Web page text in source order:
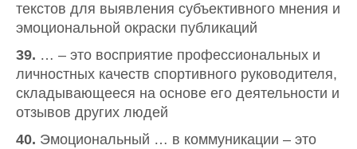
текстов для выявления субъективного мнения и
эмоциональной окраски публикаций
39. … – это восприятие профессиональных и
личностных качеств спортивного руководителя,
складывающееся на основе его деятельности и
отзывов других людей
40. Эмоциональный … в коммуникации – это